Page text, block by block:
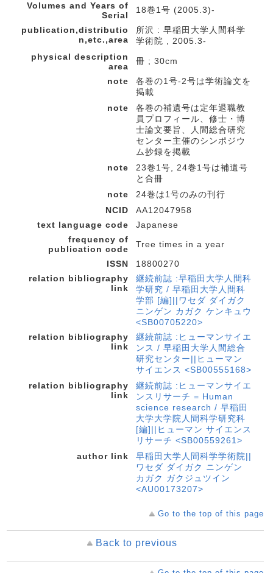
Volumes and Years of
Serial
18巻1号 (2005.3)-
publication,distributio
n,etc.,area
所沢 : 早稲田大学人間科学
学術院 , 2005.3-
physical description
area
冊 ; 30cm
note
各巻の1号-2号は学術論文を
掲載
note
各巻の補遺号は定年退職教
員プロフィール、修士・博
士論文要旨、人間総合研究
センター主催のシンポジウ
ム抄録を掲載
note
23巻1号, 24巻1号は補遺号
と合冊
note
24巻は1号のみの刊行
NCID
AA12047958
text language code
Japanese
frequency of
publication code
Tree times in a year
ISSN
18800270
relation bibliography
link
継続前誌 :早稲田大学人間科
学研究 / 早稲田大学人間科
学部 [編]||ワセダ ダイガク
ニンゲン カガク ケンキュウ
<SB00705220>
relation bibliography
link
継続前誌 :ヒューマンサイエ
ンス / 早稲田大学人間総合
研究センター||ヒューマン
サイエンス <SB00555168>
relation bibliography
link
継続前誌 :ヒューマンサイエ
ンスリサーチ = Human
science research / 早稲田
大学大学院人間科学研究科
[編]||ヒューマン サイエンス
リサーチ <SB00559261>
author link
早稲田大学人間科学学術院||
ワセダ ダイガク ニンゲン
カガク ガクジュツイン
<AU00173207>
Go to the top of this page
Back to previous